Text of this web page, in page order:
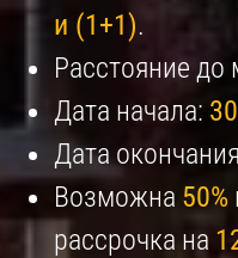
и (1+1).
Расстояние до
Дата начала:
Дата
Возможна 50%
рассрочка на